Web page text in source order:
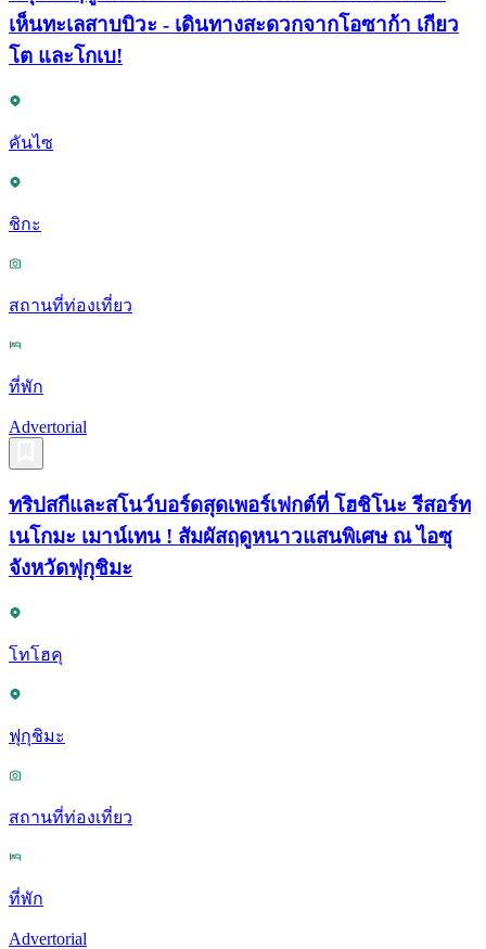
เห็นทะเลสาบบิวะ - เดินทางสะดวกจากโอซาก้า เกียว
โต และโกเบ!
คันไซ
ชิกะ
สถานที่ท่องเที่ยว
ที่พัก
Advertorial
ทริปสกีและสโนว์บอร์ดสุดเพอร์เฟกต์ที่ โฮชิโนะ รีสอร์ท
เนโกมะ เมาน์เทน ! สัมผัสฤดูหนาวแสนพิเศษ ณ ไอซุ
จังหวัดฟุกุชิมะ
โทโฮคุ
ฟุกุชิมะ
สถานที่ท่องเที่ยว
ที่พัก
Advertorial